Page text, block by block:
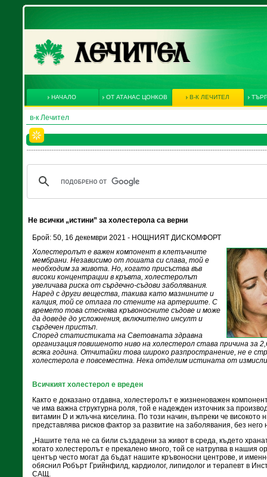
НАЧАЛО ОТ АТАНАС ЦОНКОВ В-К ЛЕЧИТЕЛ
в-к Лечител
Не всички „истини” за холестерола са верни
Брой: 50, 16 декември 2021 - НОЩНИЯТ ДИСКОМФОРТ
Холестеролът е важен компонент в клетъчните
мембрани. Независимо от лошата си слава, той е
необходим за живота. Но, когато присъства във
високи концентрации в кръвта, холестеролът
увеличава риска от сърдечно-съдови заболявания.
Наред с други вещества, такива като мазнините и
калция, той се отлага по стените на артериите. С
времето това стеснява кръвоносните съдове и може
да доведе до усложнения, включително инсулт и
сърдечен пристъп.
Според статистиката на Световната здравна
организация повишеното ниво на холестерол става причина за
всяка година. Отчитайки това широко разпространение, не е
холестерола е повсеместна. Нека отделим истината от
Всичкият холестерол е вреден
Както е доказано отдавна, холестеролът е жизненоважен
че има важна структурна роля, той е надежден източник за
витамин D и жлъчна киселина. По този начин, въпреки че високото
представлява рисков фактор за развитие на заболявания, без
„Нашите тела не са били създадени за живот в среда, където
когато холестеролът е прекалено много, той се натрупва в нашия
център често могат да бъдат нашите кръвоносни центрове, и
обяснил Робърт Грийнфилд, кардиолог, липидолог и терапевт в
САЩ.